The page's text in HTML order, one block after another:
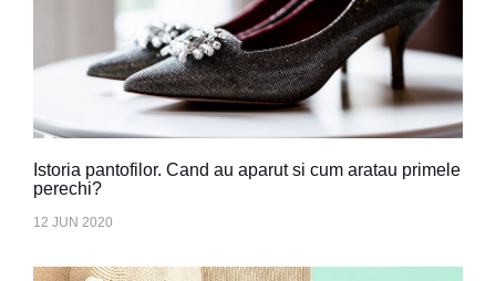
Istoria pantofilor. Cand au aparut si cum aratau primele
perechi?
12 JUN 2020